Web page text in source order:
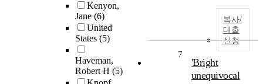
Kenyon,
Jane (6)
United
States (5)
Haveman,
Robert H (5)
복사/
대출
신청
7
'Bright
unequivocal